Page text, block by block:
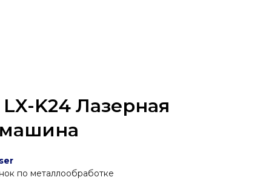
K24 Лазерная
машина
по металлообработке